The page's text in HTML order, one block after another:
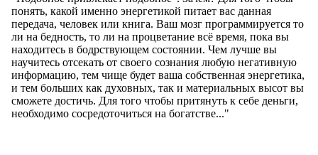
понять, какой именно энергетикой питает вас данная
передача, человек или книга. Ваш мозг программируется то
ли на бедность, то ли на процветание всё время, пока вы
находитесь в бодрствующем состоянии. Чем лучше вы
научитесь отсекать от своего сознания любую негативную
информацию, тем чище будет ваша собственная энергетика,
и тем больших как духовных, так и материальных высот вы
сможете достичь. Для того чтобы притянуть к себе деньги,
необходимо сосредоточиться на богатстве..."